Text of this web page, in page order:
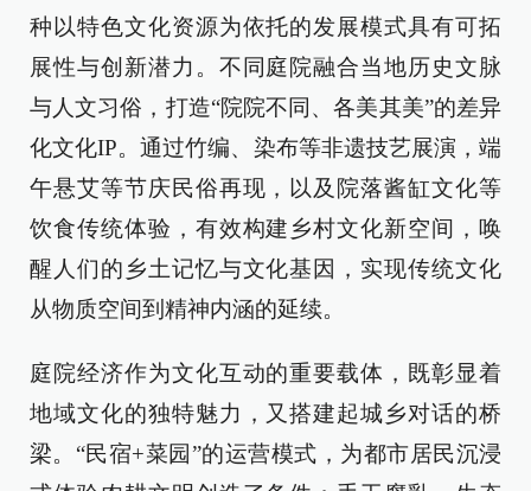
种以特色文化资源为依托的发展模式具有可拓
展性与创新潜力。不同庭院融合当地历史文脉
与人文习俗，打造“院院不同、各美其美”的差异
化文化IP。通过竹编、染布等非遗技艺展演，端
午悬艾等节庆民俗再现，以及院落酱缸文化等
饮食传统体验，有效构建乡村文化新空间，唤
醒人们的乡土记忆与文化基因，实现传统文化
从物质空间到精神内涵的延续。
庭院经济作为文化互动的重要载体，既彰显着
地域文化的独特魅力，又搭建起城乡对话的桥
梁。“民宿+菜园”的运营模式，为都市居民沉浸